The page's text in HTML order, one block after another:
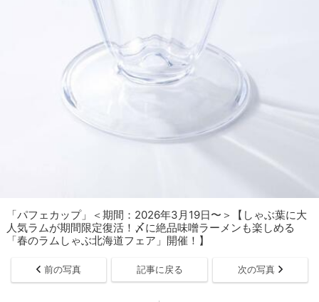
「パフェカップ」＜期間：2026年3月19日〜＞【しゃぶ葉に大
人気ラムが期間限定復活！〆に絶品味噌ラーメンも楽しめる
「春のラムしゃぶ北海道フェア」開催！】
前の写真 記事に戻る 次の写真